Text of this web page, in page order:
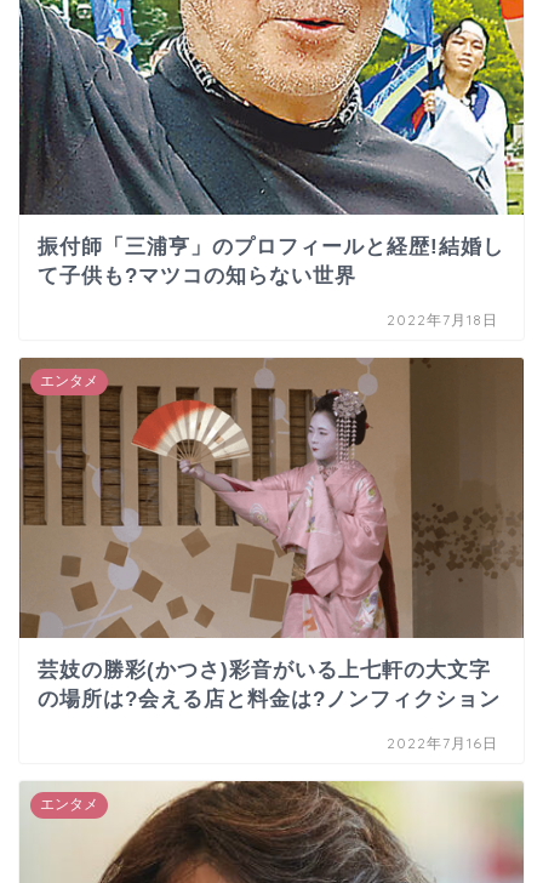
振付師「三浦亨」のプロフィールと経歴!結婚し
て子供も?マツコの知らない世界
2022年7月18日
エンタメ
芸妓の勝彩(かつさ)彩音がいる上七軒の大文字
の場所は?会える店と料金は?ノンフィクション
2022年7月16日
エンタメ